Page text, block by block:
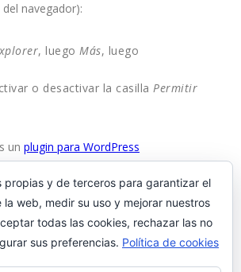
navegador):
, luego Más, luego
o desactivar la casilla Permitir
un plugin para WordPress
propias y de terceros para garantizar el
web, medir su uso y mejorar nuestros
todas las cookies, rechazar las no
sus preferencias. Política de cookies